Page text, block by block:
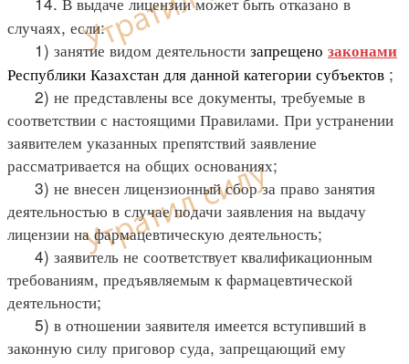
случаях, если:
1) занятие видом деятельности запрещено законами
Республики Казахстан для данной категории субъектов ;
2) не представлены все документы, требуемые в
соответствии с настоящими Правилами. При устранении
заявителем указанных препятствий заявление
рассматривается на общих основаниях;
3) не внесен лицензионный сбор за право занятия
деятельностью в случае подачи заявления на выдачу
лицензии на фармацевтическую деятельность;
4) заявитель не соответствует квалификационным
требованиям, предъявляемым к фармацевтической
деятельности;
5) в отношении заявителя имеется вступивший в
законную силу приговор суда, запрещающий ему